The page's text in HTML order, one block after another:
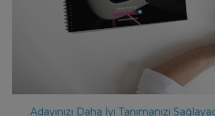
Adayınızı Daha İyi Tanımanızı